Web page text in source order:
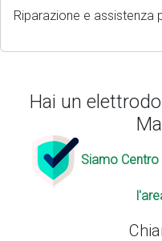
Riparazione e assistenza
Hai un
Siamo